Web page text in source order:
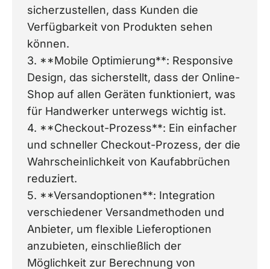
sicherzustellen, dass Kunden die
Verfügbarkeit von Produkten sehen
können.
3. **Mobile Optimierung**: Responsive
Design, das sicherstellt, dass der Online-
Shop auf allen Geräten funktioniert, was
für Handwerker unterwegs wichtig ist.
4. **Checkout-Prozess**: Ein einfacher
und schneller Checkout-Prozess, der die
Wahrscheinlichkeit von Kaufabbrüchen
reduziert.
5. **Versandoptionen**: Integration
verschiedener Versandmethoden und
Anbieter, um flexible Lieferoptionen
anzubieten, einschließlich der
Möglichkeit zur Berechnung von